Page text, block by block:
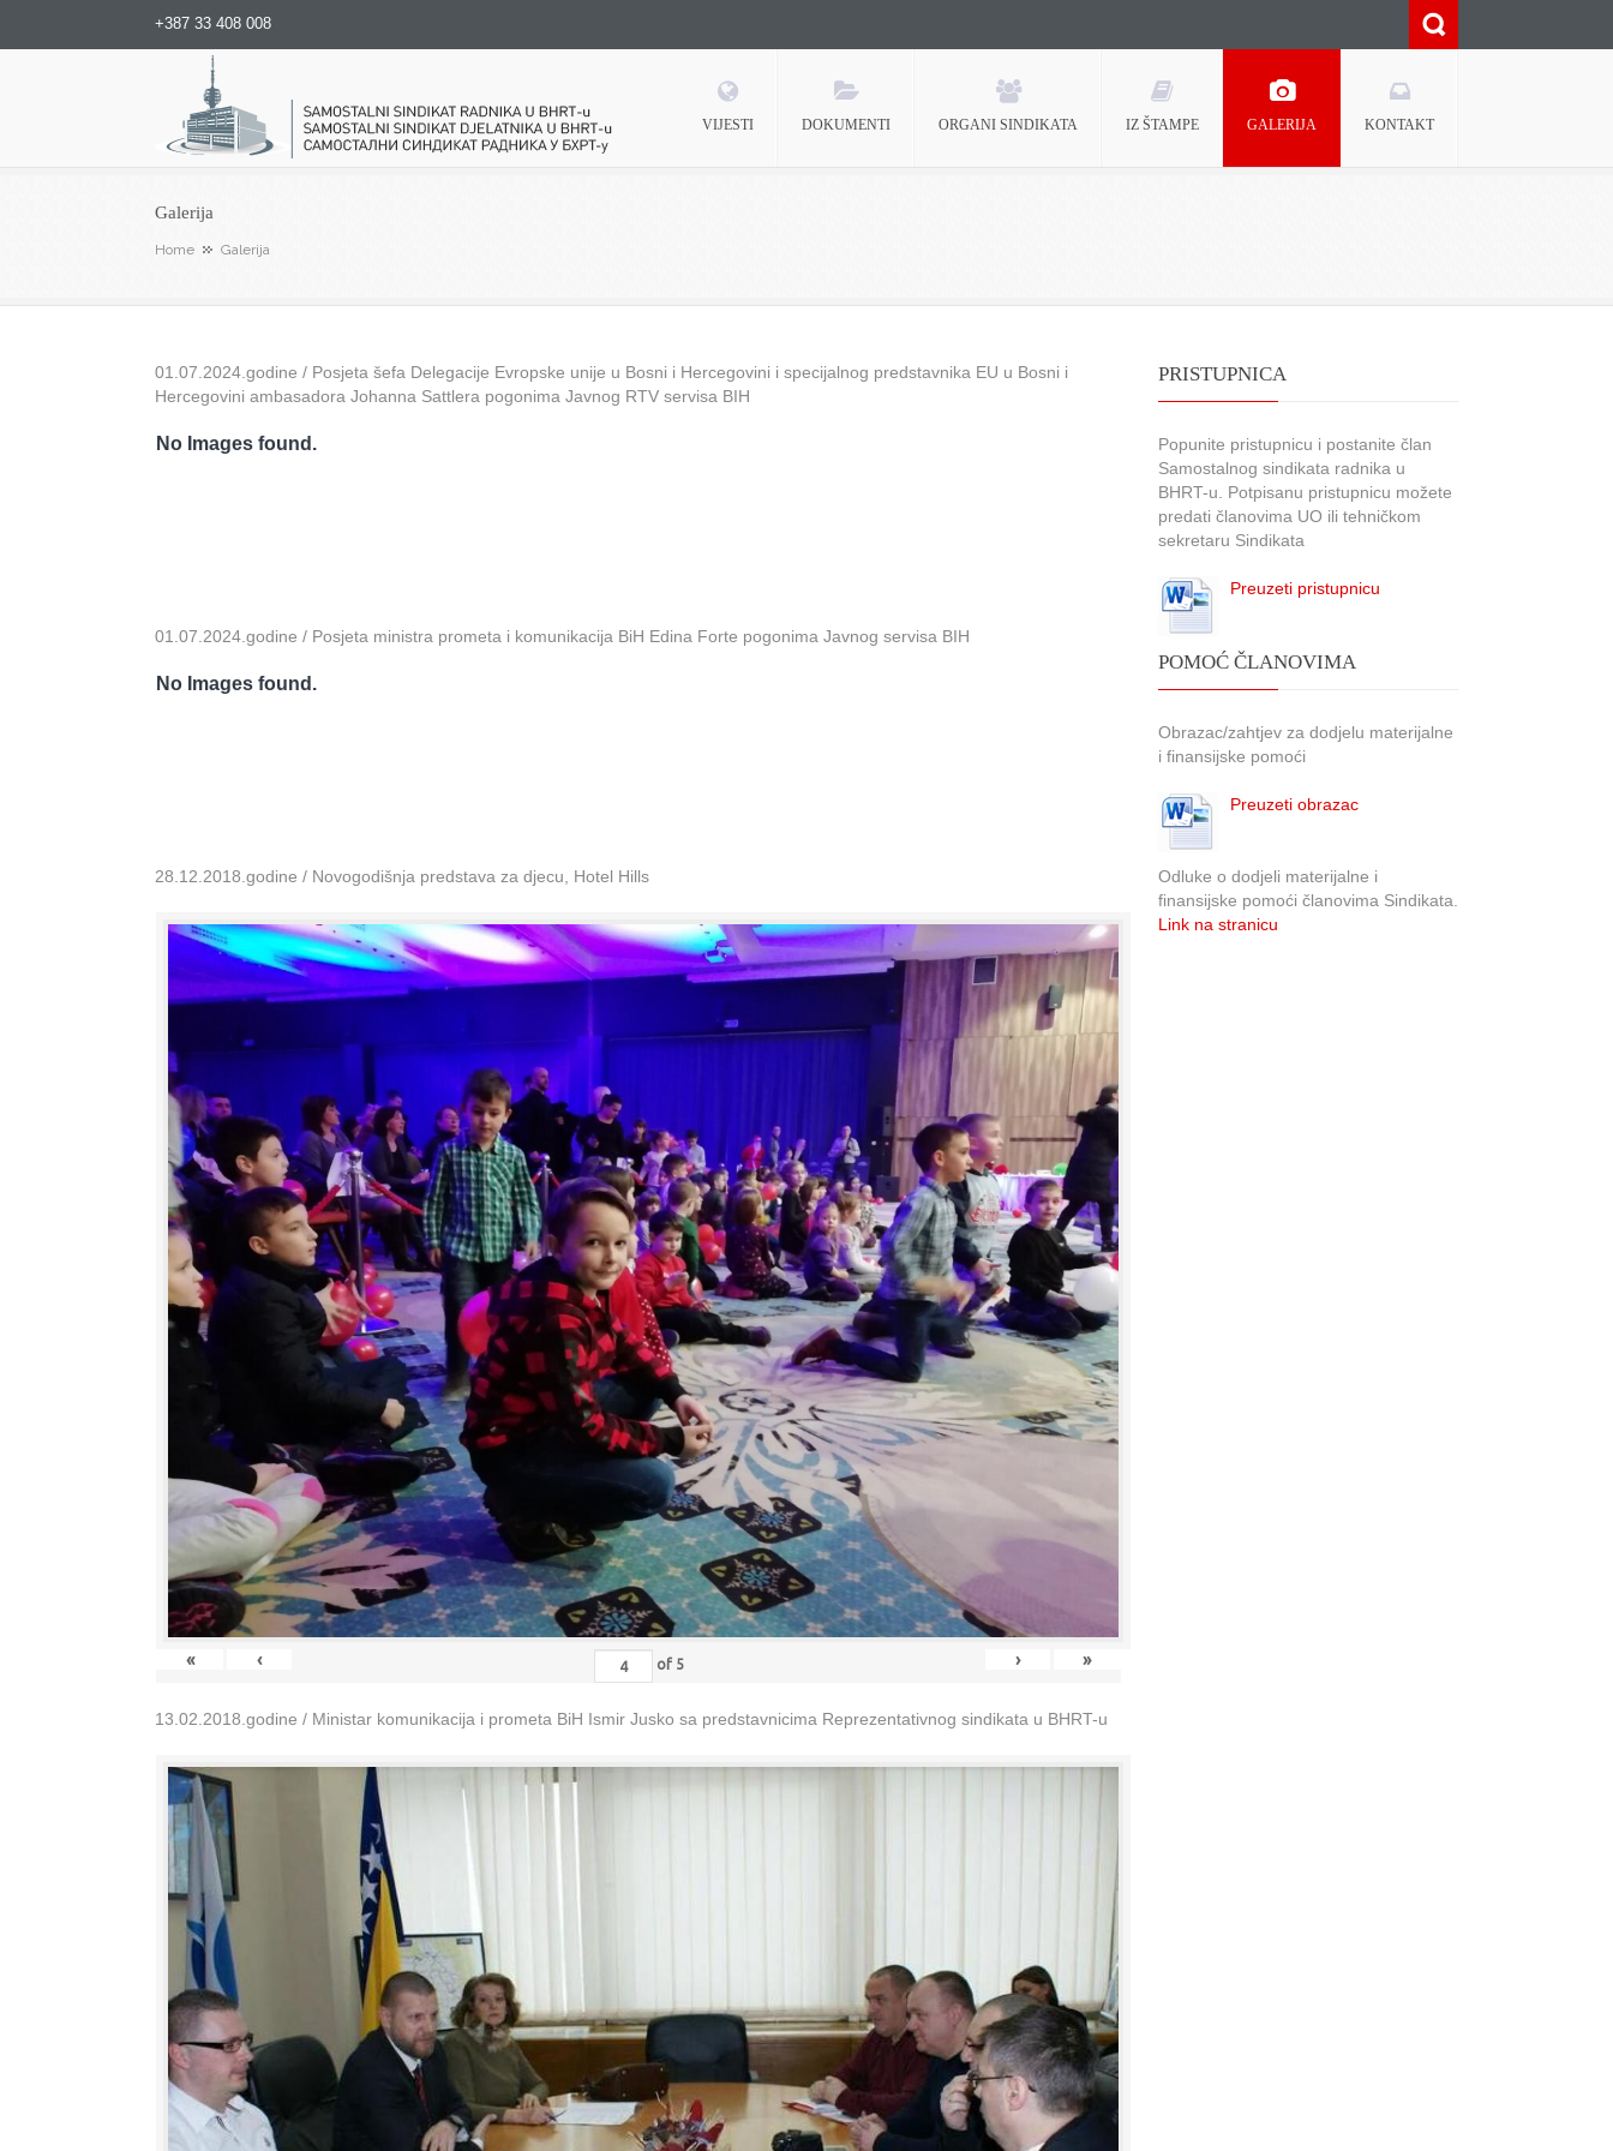
+387 33 408 008
Samostalni sindikat radnika u BHRT-u
VIJESTI DOKUMENTI ORGANI SINDIKATA IZ ŠTAMPE GALERIJA KONTAKT
Galerija
Home Galerija
01.07.2024.godine / Posjeta šefa Delegacije Evropske unije u Bosni i Hercegovini i specijalnog predstavnika EU u Bosni i
Hercegovini ambasadora Johanna Sattlera pogonima Javnog RTV servisa BIH
No Images found.
01.07.2024.godine / Posjeta ministra prometa i komunikacija BiH Edina Forte pogonima Javnog servisa BIH
No Images found.
28.12.2018.godine / Novogodišnja predstava za djecu, Hotel Hills
« ‹ of 5 › »
13.02.2018.godine / Ministar komunikacija i prometa BiH Ismir Jusko sa predstavnicima Reprezentativnog sindikata u BHRT-u
PRISTUPNICA
Popunite pristupnicu i postanite član
Samostalnog sindikata radnika u
BHRT-u. Potpisanu pristupnicu možete
predati članovima UO ili tehničkom
sekretaru Sindikata
Preuzeti pristupnicu
POMOĆ ČLANOVIMA
Obrazac/zahtjev za dodjelu materijalne
i finansijske pomoći
Preuzeti obrazac
Odluke o dodjeli materijalne i
finansijske pomoći članovima Sindikata.
Link na stranicu